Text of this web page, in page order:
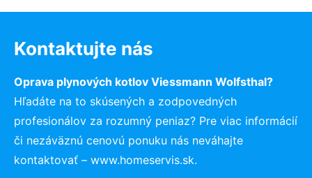
Kontaktujte nás
Oprava plynových kotlov Viessmann Wolfsthal?
Hľadáte na to skúsených a zodpovedných
profesionálov za rozumný peniaz? Pre viac informácií
či nezáväznú cenovú ponuku nás neváhajte
kontaktovať – www.homeservis.sk.